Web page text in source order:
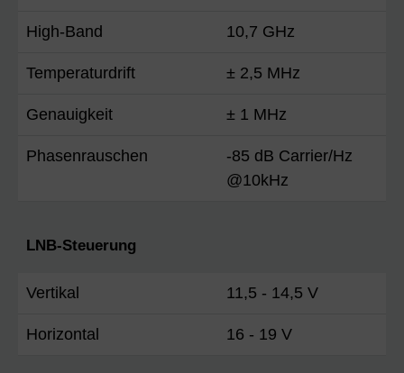
High-Band 10,7 GHz
Temperaturdrift ± 2,5 MHz
Genauigkeit ± 1 MHz
Phasenrauschen
-85 dB Carrier/Hz
@10kHz
LNB-Steuerung
Vertikal 11,5 - 14,5 V
Horizontal 16 - 19 V